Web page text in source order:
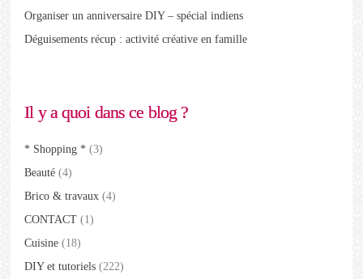
Organiser un anniversaire DIY – spécial indiens
Déguisements récup : activité créative en famille
Il y a quoi dans ce blog ?
* Shopping * (3)
Beauté (4)
Brico & travaux (4)
CONTACT (1)
Cuisine (18)
DIY et tutoriels (222)